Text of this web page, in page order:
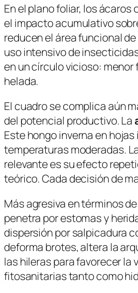
En el plano foliar, los ácaros
el impacto acumulativo
reducen el área funcional
uso intensivo de
en un círculo vicioso:
helada.
El cuadro se complica aún
del potencial productivo. La
Este hongo inverna en
temperaturas moderadas.
relevante es su efecto
teórico. Cada decisión de
Más agresiva en términos
penetra por estomas y
dispersión por salpicadura
deforma brotes, altera la
las hileras para favorecer
fitosanitarias tanto como